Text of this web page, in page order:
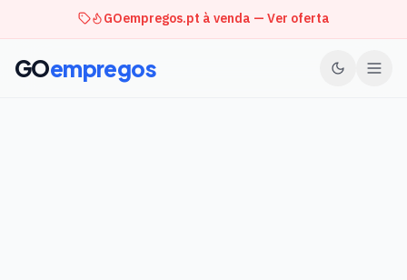
GOempregos.pt à venda — Ver oferta
GOempregos